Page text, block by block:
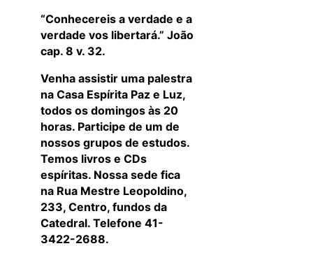
“Conhecereis a verdade e a
verdade vos libertará.” João
cap. 8 v. 32.
Venha assistir uma palestra
na Casa Espírita Paz e Luz,
todos os domingos às 20
horas. Participe de um de
nossos grupos de estudos.
Temos livros e CDs
espíritas. Nossa sede fica
na Rua Mestre Leopoldino,
233, Centro, fundos da
Catedral. Telefone 41-
3422-2688.